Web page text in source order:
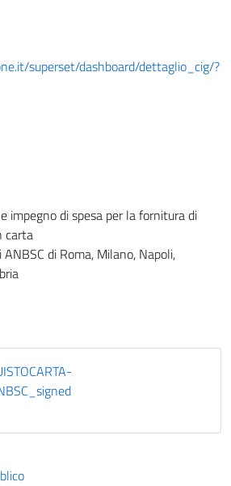
superset/dashboard/dettaglio_cig/?
impegno di spesa per la fornitura di
carta
di Roma, Milano, Napoli,